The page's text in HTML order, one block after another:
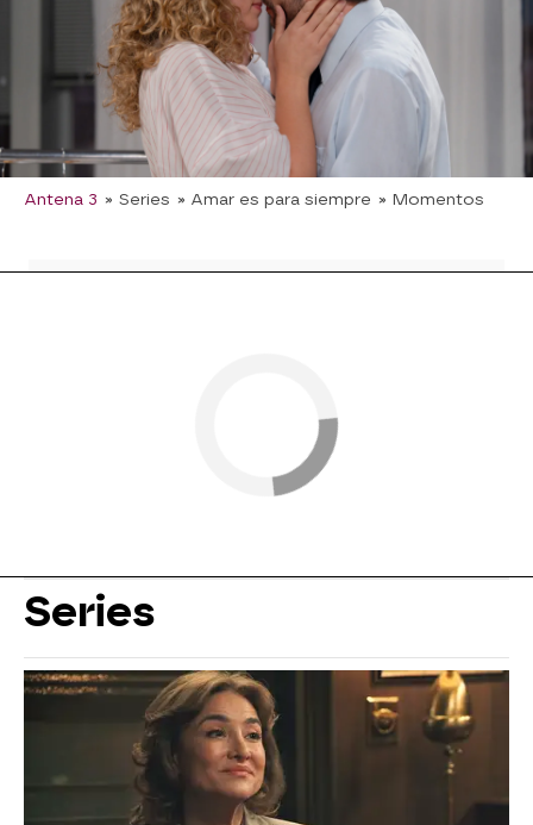
Cuando Lola estaba a punto de desvelar su
mayor secreto, Claudia y Chimo han llegado por
sorpresa. ¿Será capaz de desvelar su mayor
Antena 3 » Series » Amar es para siempre » Momentos
Series